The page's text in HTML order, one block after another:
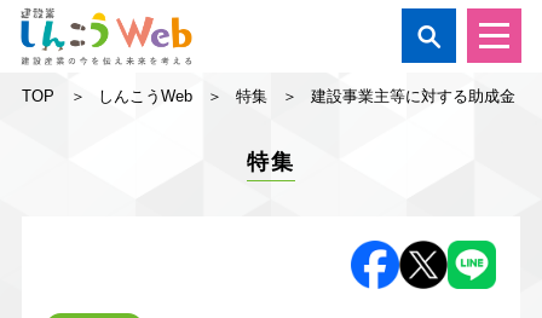

TOP しんこうWeb 特集 建設事業主等に対する助成金
特集